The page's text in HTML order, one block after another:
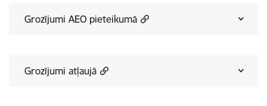
Grozījumi AEO pieteikumā
Grozījumi atļaujā